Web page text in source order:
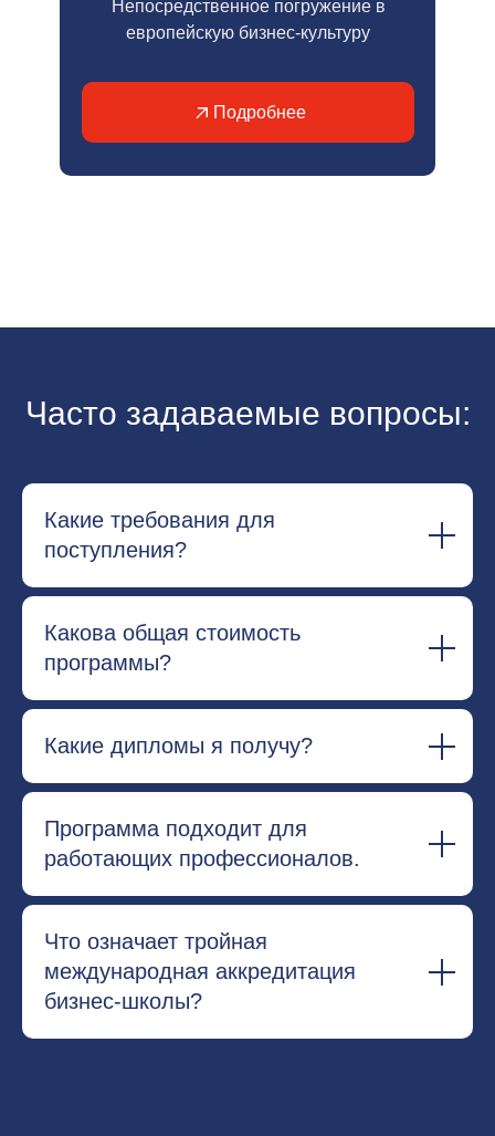
Непосредственное погружение в
европейскую бизнес-культуру
Подробнее
Часто задаваемые вопросы:
Какие требования для
поступления?
Какова общая стоимость
программы?
Какие дипломы я получу?
Программа подходит для
работающих профессионалов.
Что означает тройная
международная аккредитация
бизнес-школы?